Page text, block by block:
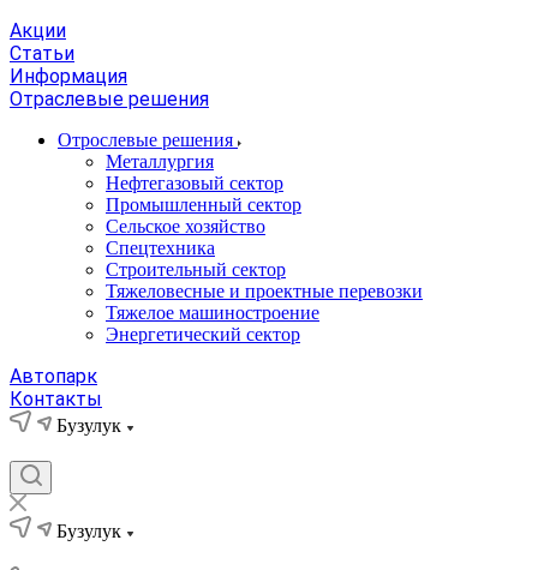
Акции
Статьи
Информация
Отраслевые решения
Отрослевые решения
Металлургия
Нефтегазовый сектор
Промышленный сектор
Сельское хозяйство
Спецтехника
Строительный сектор
Тяжеловесные и проектные перевозки
Тяжелое машиностроение
Энергетический сектор
Автопарк
Контакты
Бузулук
Бузулук